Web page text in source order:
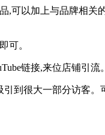
可以加上与品牌相关
可。
链接,来位店铺引流。
到很大一部分访客